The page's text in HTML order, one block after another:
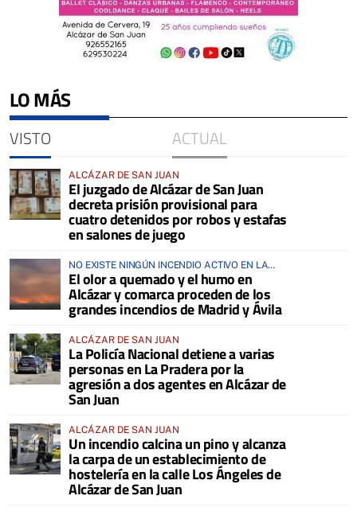
LO MÁS
VISTO ACTUAL
ALCÁZAR DE SAN JUAN
El juzgado de Alcázar de San Juan
decreta prisión provisional para
cuatro detenidos por robos y estafas
en salones de juego
NO EXISTE NINGÚN INCENDIO ACTIVO EN LA
COMARCA
El olor a quemado y el humo en
Alcázar y comarca proceden de los
grandes incendios de Madrid y Ávila
ALCÁZAR DE SAN JUAN
La Policía Nacional detiene a varias
personas en La Pradera por la
agresión a dos agentes en Alcázar de
San Juan
ALCÁZAR DE SAN JUAN
Un incendio calcina un pino y alcanza
la carpa de un establecimiento de
hostelería en la calle Los Ángeles de
Alcázar de San Juan